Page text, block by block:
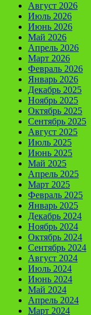
Август 2026
Июль 2026
Июнь 2026
Май 2026
Апрель 2026
Март 2026
Февраль 2026
Январь 2026
Декабрь 2025
Ноябрь 2025
Октябрь 2025
Сентябрь 2025
Август 2025
Июль 2025
Июнь 2025
Май 2025
Апрель 2025
Март 2025
Февраль 2025
Январь 2025
Декабрь 2024
Ноябрь 2024
Октябрь 2024
Сентябрь 2024
Август 2024
Июль 2024
Июнь 2024
Май 2024
Апрель 2024
Март 2024